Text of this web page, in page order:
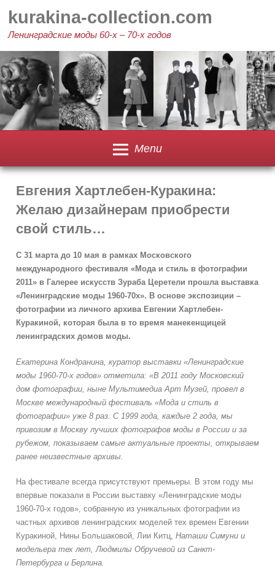
content
kurakina-collection.com
Ленинградские моды 60-х – 70-х годов
Menu
Евгения Хартлебен-Куракина:
Желаю дизайнерам приобрести
свой стиль…
С 31 марта до 10 мая в рамках Московского
международного фестиваля «Мода и стиль в фотографии
2011» в Галерее искусств Зураба Церетели прошлавыставка
«Ленинградские моды 1960-70х». В основе экспозиции –
фотографии из личного архива Евгении Хартлебен-
Куракиной, которая была в то время манекенщицей
ленинградских домов моды.
Екатерина Кондранина, куратор выставки «Ленинградские
моды 1960-70-х годов» отметила: «В 2011 году Московский
дом фотографии, ныне Мультимедиа Арт Музей, провел в
Москве международный фестиваль «Мода и стиль в
фотографии» уже 8 раз. С 1999 года, каждые 2 года, мы
привозим в Москву лучших фотографов моды в России и за
рубежом, показываем самые актуальные проекты, открываем
ранее неизвестные архивы.
На фестивале всегда присутствуют премьеры. В этом году мы
впервые показали в России выставку «Ленинградские моды
1960-70-х годов», собранную из уникальных фотографии из
частных архивов ленинградских моделей тех времен Евгении
Куракиной, Нины Большаковой, Лии Китц, Наташи Симуни и
модельера тех лет, Людмилы Обручевой из Санкт-
Петербурга и Берлина.